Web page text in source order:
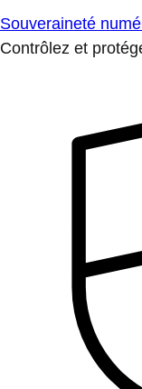
Souveraineté
Contrôlez et